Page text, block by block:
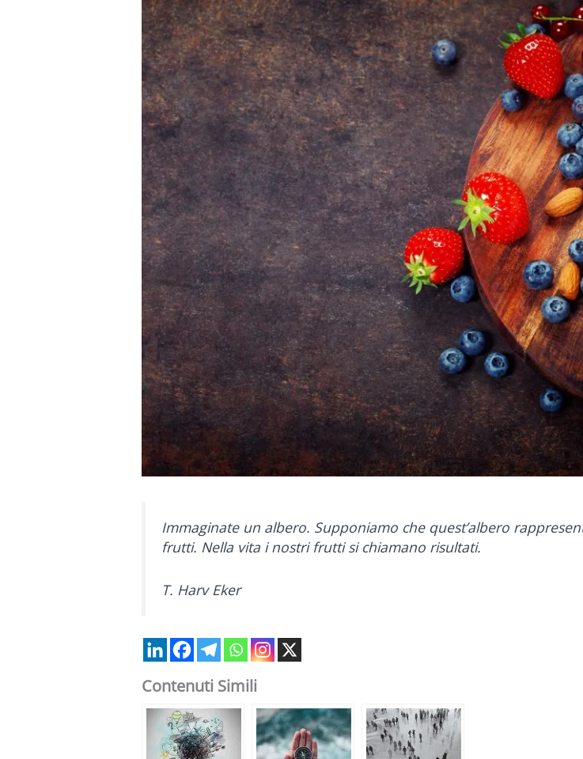
Immaginate un albero. Supponiamo che quest’albero
frutti. Nella vita i nostri frutti si chiamano risultati.
T. Harv Eker
Contenuti Simili